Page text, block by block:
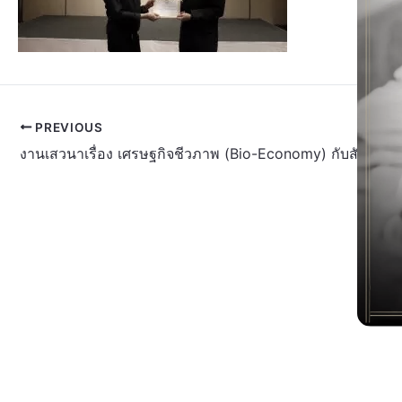
PREVIOUS
งานเสวนาเรื่อง เศรษฐกิจชีวภาพ (Bio-Economy) กับสังคมไ